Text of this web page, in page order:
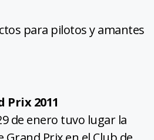
para pilotos y amantes
Prix 2011
de enero tuvo lugar la